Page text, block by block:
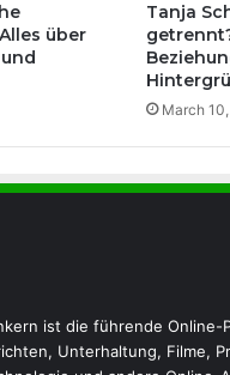
über
Tanja
March
ist die führende Online-
Unterhaltung, Filme,